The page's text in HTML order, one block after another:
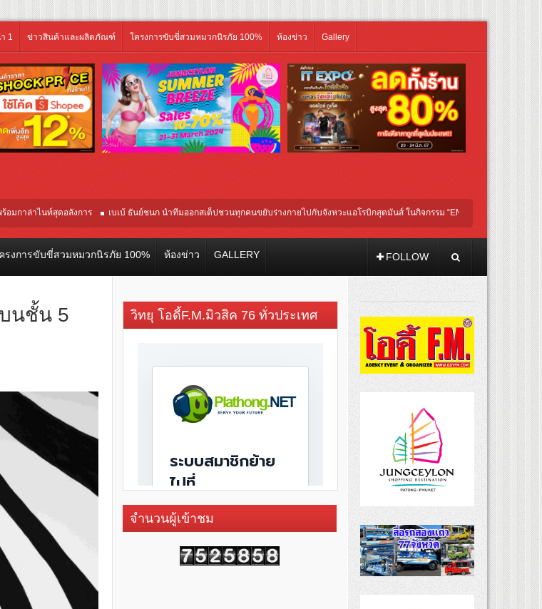
1 ข่าวสินค้าและผลิตภัณฑ์ โครงการขับขี่สวมหมวกนิรภัย 100% ห้องข่าว Gallery
สุดอลังการ เบเบ้ ธันย์ชนก นำทีมออกสเต็ปชวนทุกคนขยับร่างกายไปกับจังหวะแอโรบิกสุดมันส์ ในกิจกรรม “EM-ROBIC DANCE FOR MOM
ย เริ่มเที่ยวแรกบินแรก 6 สิงหาคมนี้
รงการขับขี่สวมหมวกนิรภัย 100% ห้องข่าว GALLERY FOLLOW
นชั้น 5
วิทยุ โอดี้F.M.มิวสิค 76 ทั่วประเทศ
จำนวนผู้เข้าชม